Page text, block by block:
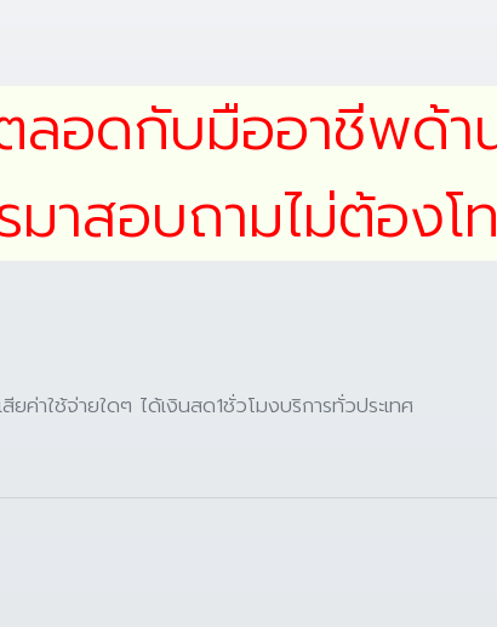
ลอดกับมืออาชีพด้า
าสอบถามไม่ต้องโ